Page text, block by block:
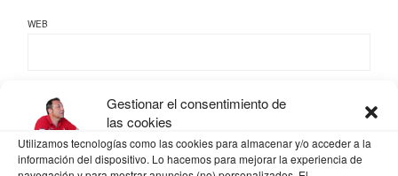
Gestionar el consentimiento de
las cookies
Utilizamos tecnologías como las cookies para almacenar y/o acceder a la
información del dispositivo. Lo hacemos para mejorar la experiencia de
WEB
GUARDA MI NOMBRE, CORREO ELECTRÓNICO Y WEB EN ESTE NAVEGADOR
PARA LA PRÓXIMA VEZ QUE COMENTE.